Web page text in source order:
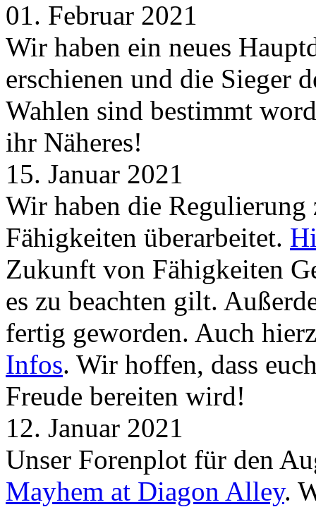
01. Februar 2021
Wir haben ein neues
erschienen und die Sieger
Wahlen sind bestimmt
ihr Näheres!
15. Januar 2021
Wir haben die
Fähigkeiten überarbeitet.
Zukunft von Fähigkeiten
es zu beachten gilt.
fertig geworden. Auch
Infos. Wir hoffen, dass
Freude bereiten wird!
12. Januar 2021
Unser Forenplot für den
Mayhem at Diagon Alley.